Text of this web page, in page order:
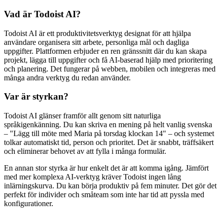
Vad är Todoist AI?
Todoist AI är ett produktivitetsverktyg designat för att hjälpa
användare organisera sitt arbete, personliga mål och dagliga
uppgifter. Plattformen erbjuder en ren gränssnitt där du kan skapa
projekt, lägga till uppgifter och få AI-baserad hjälp med prioritering
och planering. Det fungerar på webben, mobilen och integreras med
många andra verktyg du redan använder.
Var är styrkan?
Todoist AI glänser framför allt genom sitt naturliga
språkigenkänning. Du kan skriva en mening på helt vanlig svenska
– "Lägg till möte med Maria på torsdag klockan 14" – och systemet
tolkar automatiskt tid, person och prioritet. Det är snabbt, träffsäkert
och eliminerar behovet av att fylla i många formulär.
En annan stor styrka är hur enkelt det är att komma igång. Jämfört
med mer komplexa AI-verktyg kräver Todoist ingen lång
inlärningskurva. Du kan börja produktiv på fem minuter. Det gör det
perfekt för individer och småteam som inte har tid att pyssla med
konfigurationer.